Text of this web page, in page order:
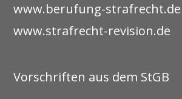
www.berufung-strafrecht.de
www.strafrecht-revision.de
Vorschriften aus dem StGB